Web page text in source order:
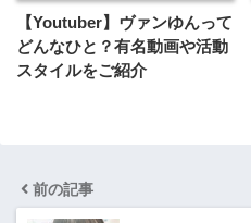
【Youtuber】ヴァンゆんって
どんなひと？有名動画や活動
スタイルをご紹介
前の記事